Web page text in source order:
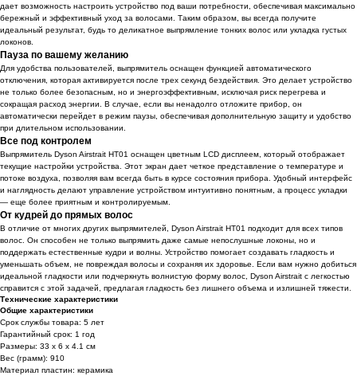
дает возможность настроить устройство под ваши потребности, обеспечивая максимально
бережный и эффективный уход за волосами. Таким образом, вы всегда получите
идеальный результат, будь то деликатное выпрямление тонких волос или укладка густых
локонов.
Пауза по вашему желанию
Для удобства пользователей, выпрямитель оснащен функцией автоматического
отключения, которая активируется после трех секунд бездействия. Это делает устройство
не только более безопасным, но и энергоэффективным, исключая риск перегрева и
сокращая расход энергии. В случае, если вы ненадолго отложите прибор, он
автоматически перейдет в режим паузы, обеспечивая дополнительную защиту и удобство
при длительном использовании.
Все под контролем
Выпрямитель Dyson Airstrait HT01 оснащен цветным LCD дисплеем, который отображает
текущие настройки устройства. Этот экран дает четкое представление о температуре и
потоке воздуха, позволяя вам всегда быть в курсе состояния прибора. Удобный интерфейс
и наглядность делают управление устройством интуитивно понятным, а процесс укладки
— еще более приятным и контролируемым.
От кудрей до прямых волос
В отличие от многих других выпрямителей, Dyson Airstrait HT01 подходит для всех типов
волос. Он способен не только выпрямить даже самые непослушные локоны, но и
поддержать естественные кудри и волны. Устройство помогает создавать гладкость и
уменьшать объем, не повреждая волосы и сохраняя их здоровье. Если вам нужно добиться
идеальной гладкости или подчеркнуть волнистую форму волос, Dyson Airstrait с легкостью
справится с этой задачей, предлагая гладкость без лишнего объема и излишней тяжести.
Технические характеристики
Общие характеристики
Срок службы товара: 5 лет
Гарантийный срок: 1 год
Размеры: 33 x 6 x 4.1 см
Вес (грамм): 910
Материал пластин: керамика